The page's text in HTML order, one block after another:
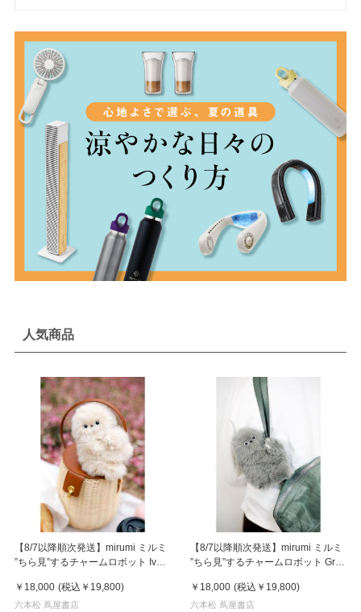
人気商品
【8/7以降順次発送】mirumi ミルミ
”ちら見”するチャームロボット Ivory
￥18,000 (税込 ￥19,800)
六本松 蔦屋書店
【8/7以降順次発送】mirumi ミルミ
”ちら見”するチャームロボット Gray
￥18,000 (税込 ￥19,800)
六本松 蔦屋書店